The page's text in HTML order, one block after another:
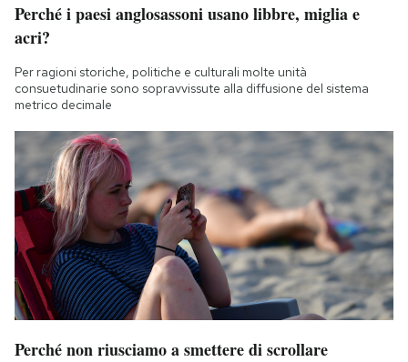
Perché i paesi anglosassoni usano libbre, miglia e
acri?
Per ragioni storiche, politiche e culturali molte unità
consuetudinarie sono sopravvissute alla diffusione del sistema
metrico decimale
Perché non riusciamo a smettere di scrollare